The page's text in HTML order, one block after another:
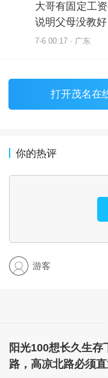
大哥有固定工
说明父母没教
7-6 00:17 · 广东
打开茂名在
你的热评
游客
阳光100想长久生存
路，高凉北路必须